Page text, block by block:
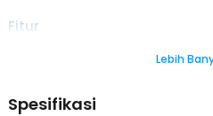
Fitur
dapat berpindah antar media
Lebih
Spesifikasi